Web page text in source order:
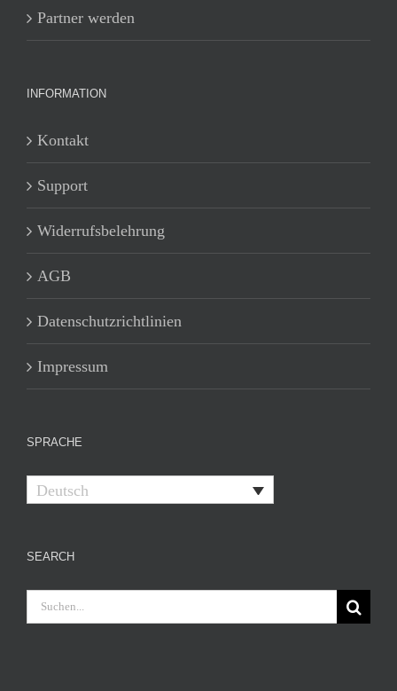
Partner werden
INFORMATION
Kontakt
Support
Widerrufsbelehrung
AGB
Datenschutzrichtlinien
Impressum
SPRACHE
Deutsch
SEARCH
Suche
nach: